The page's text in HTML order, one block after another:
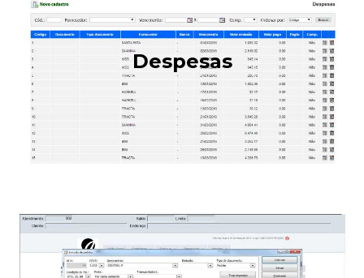
Despesas